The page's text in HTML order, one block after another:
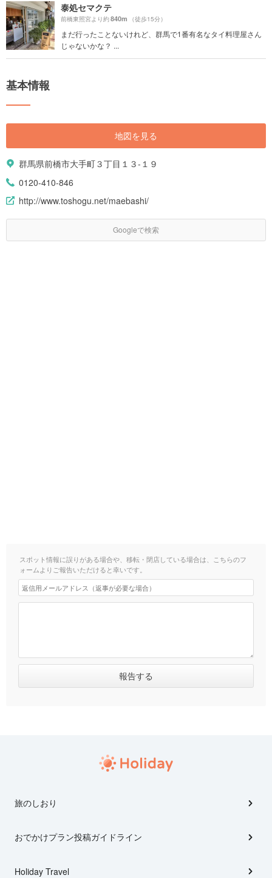
泰処セマクテ
前橋東照宮より約840m （徒歩15分）
まだ行ったことないけれど、群馬で1番有名なタイ料理屋さん
じゃないかな？ ...
基本情報
地図を見る
群馬県前橋市大手町３丁目１３-１９
0120-410-846
http://www.toshogu.net/maebashi/
Googleで検索
スポット情報に誤りがある場合や、移転・閉店している場合は、こちらのフ
ォームよりご報告いただけると幸いです。
旅のしおり
おでかけプラン投稿ガイドライン
Holiday Travel